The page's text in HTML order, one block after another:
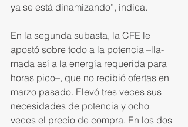
ya se está dinamizando”, indica.
En la segunda subasta, la CFE le
apostó sobre todo a la potencia –lla­
mada así a la energía requerida para
horas pico–, que no recibió ofertas en
marzo pasado. Elevó tres veces sus
necesidades de potencia y ocho
veces el precio de compra. En los dos